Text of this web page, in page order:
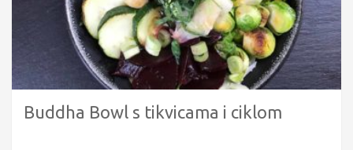
Buddha Bowl s tikvicama i ciklom